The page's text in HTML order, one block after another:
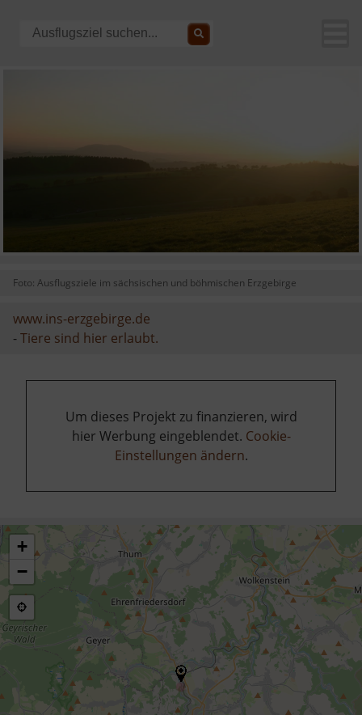
Foto: Ausflugsziele im sächsischen und böhmischen Erzgebirge
www.ins-erzgebirge.de
-Tiere sind hier erlaubt.
Um dieses Projekt zu finanzieren, wird
hier Werbung eingeblendet. Cookie-
Einstellungen ändern.
+
−